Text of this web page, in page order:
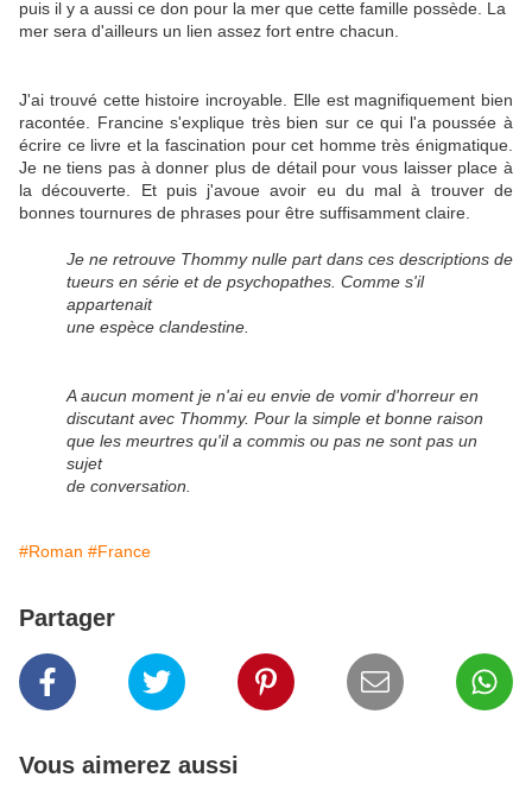
puis il y a aussi ce don pour la mer que cette famille possède. La
mer sera d'ailleurs un lien assez fort entre chacun.
J'ai trouvé cette histoire incroyable. Elle est magnifiquement bien
racontée. Francine s'explique très bien sur ce qui l'a poussée à
écrire ce livre et la fascination pour cet homme très énigmatique.
Je ne tiens pas à donner plus de détail pour vous laisser place à
la découverte. Et puis j'avoue avoir eu du mal à trouver de
bonnes tournures de phrases pour être suffisamment claire.
Je ne retrouve Thommy nulle part dans ces descriptions de
tueurs en série et de psychopathes. Comme s'il
appartenait
une espèce clandestine.
A aucun moment je n'ai eu envie de vomir d'horreur en
discutant avec Thommy. Pour la simple et bonne raison
que les meurtres qu'il a commis ou pas ne sont pas un
sujet
de conversation.
#Roman #France
Partager
Vous aimerez aussi